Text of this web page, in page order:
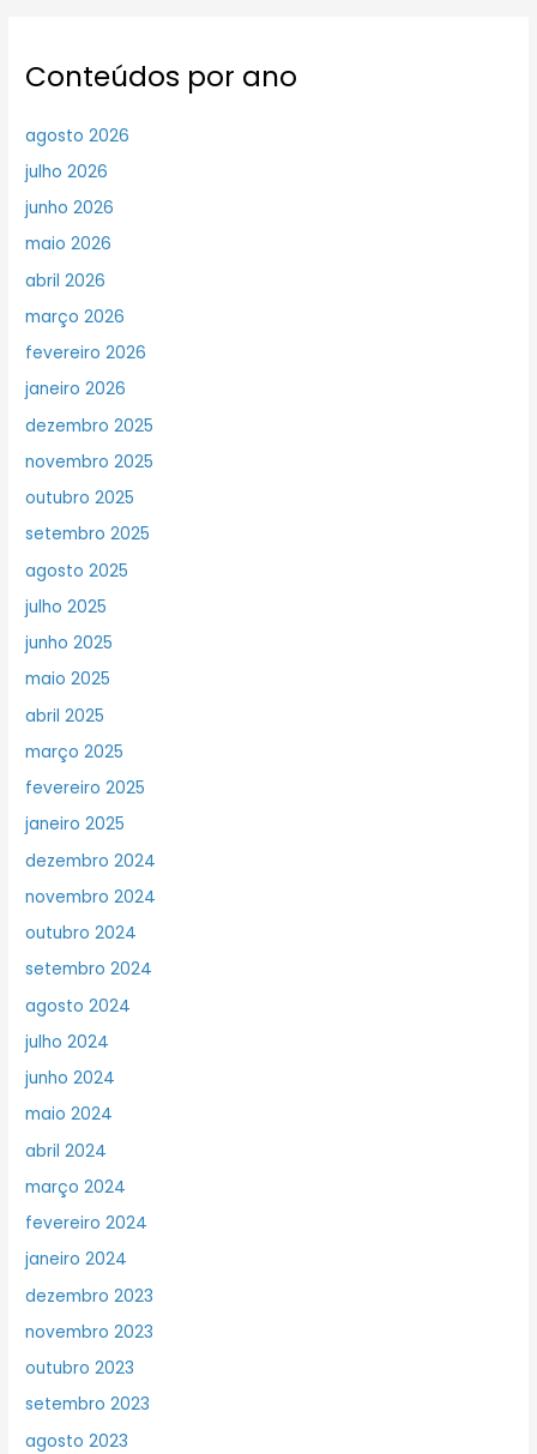
Conteúdos por ano
agosto 2026
julho 2026
junho 2026
maio 2026
abril 2026
março 2026
fevereiro 2026
janeiro 2026
dezembro 2025
novembro 2025
outubro 2025
setembro 2025
agosto 2025
julho 2025
junho 2025
maio 2025
abril 2025
março 2025
fevereiro 2025
janeiro 2025
dezembro 2024
novembro 2024
outubro 2024
setembro 2024
agosto 2024
julho 2024
junho 2024
maio 2024
abril 2024
março 2024
fevereiro 2024
janeiro 2024
dezembro 2023
novembro 2023
outubro 2023
setembro 2023
agosto 2023